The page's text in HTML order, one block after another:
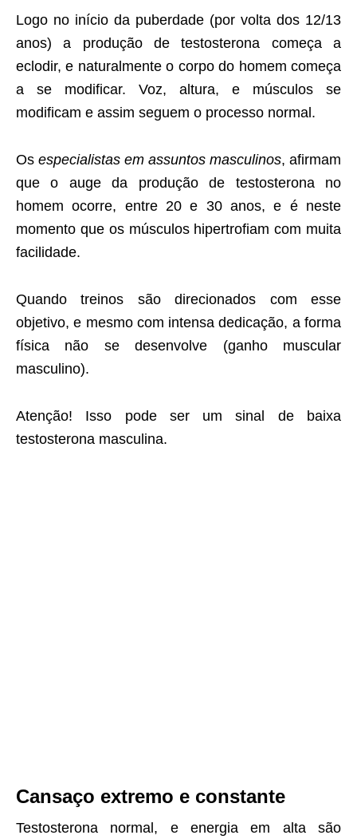
Logo no início da puberdade (por volta dos 12/13
anos) a produção de testosterona começa a
eclodir, e naturalmente o corpo do homem começa
a se modificar. Voz, altura, e músculos se
modificam e assim seguem o processo normal.
Os especialistas em assuntos masculinos, afirmam
que o auge da produção de testosterona no
homem ocorre, entre 20 e 30 anos, e é neste
momento que os músculos hipertrofiam com muita
facilidade.
Quando treinos são direcionados com esse
objetivo, e mesmo com intensa dedicação, a forma
física não se desenvolve (ganho muscular
masculino).
Atenção! Isso pode ser um sinal de baixa
testosterona masculina.
Cansaço extremo e constante
Testosterona normal, e energia em alta são